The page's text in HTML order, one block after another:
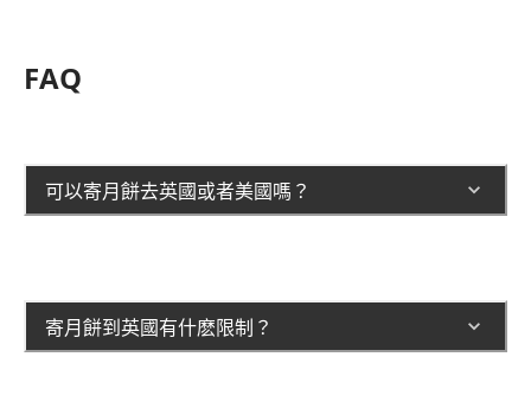
FAQ
可以寄月餅去英國或者美國嗎？
寄月餅到英國有什麽限制？